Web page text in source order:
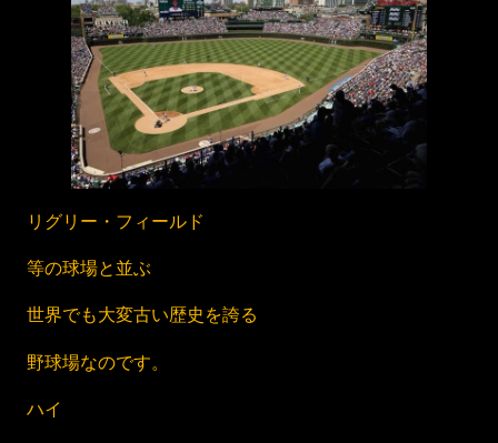
リグリー・フィールド
等の球場と並ぶ
世界でも大変古い歴史を誇る
野球場なのです。
ハイ